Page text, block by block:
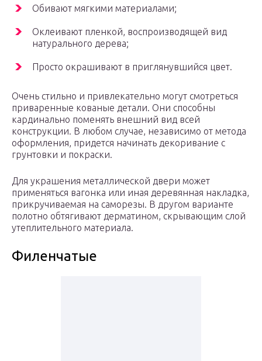
Обивают мягкими материалами;
Оклеивают пленкой, воспроизводящей вид
натурального дерева;
Просто окрашивают в приглянувшийся цвет.
Очень стильно и привлекательно могут смотреться
приваренные кованые детали. Они способны
кардинально поменять внешний вид всей
конструкции. В любом случае, независимо от метода
оформления, придется начинать декоривание с
грунтовки и покраски.
Для украшения металлической двери может
применяться вагонка или иная деревянная накладка,
прикручиваемая на саморезы. В другом варианте
полотно обтягивают дерматином, скрывающим слой
утеплительного материала.
Филенчатые